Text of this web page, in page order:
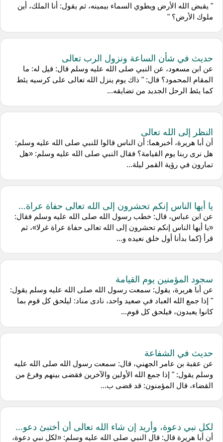
" يقبض الله الأرض ويطوي السماء بيمينه، ثم يقول: أنا الملك، أين
ملوك الأرض؟ "
حديث في شأن الساعة ونزول الرب تعالى
عن ابن مسعود، عن النبي صلى الله عليه وسلم قال: قيل له: ما
المقام المحمود؟ قال: " ذاك يوم ينزل الله تعالى على كرسيه يئط
كما يئط الرحل الجديد من تضايقه...
النظر إلى الله تعالى
أن أبا هريرة، أخبرهما: أن الناس قالوا للنبي صلى الله عليه وسلم:
هل نرى ربنا يوم القيامة؟ فقال النبي صلى الله عليه وسلم: «هل
تمارون في رؤية القمر ليلة...
يا أيها الناس إنكم تحشرون إلى الله تعالى حفاة عراة...
عن ابن عباس، قال: خطب رسول الله صلى الله عليه وسلم فقال:
«يا أيها الناس إنكم تحشرون إلى الله تعالى حفاة عراة غرلا»، ثم
قرأ {كما بدأنا أول خلق نعيده و...
سجود المؤمنين يوم القيامة
عن أبا هريرة، يقول: سمعت رسول الله صلى الله عليه وسلم يقول:
" إذا جمع الله العباد في صعيد واحد، نادى مناد: ليلحق كل قوم بما
كانوا يعبدون، فيلحق كل قوم...
حديث في الشفاعة
عن عقبة بن عامر الجهني، قال: سمعت رسول الله صلى الله عليه
وسلم يقول: " إذا جمع الله الأولين والآخرين فقضى بينهم وفرغ من
القضاء، قال المؤمنون: قد قضى ب...
لكل نبي دعوة، وأريد إن شاء الله تعالى أن أختبئ دعو...
أن أبا هريرة قال: قال النبي صلى الله عليه وسلم: «لكل نبي دعوة،